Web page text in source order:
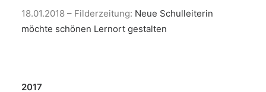
18.01.2018 – Filderzeitung: Neue Schulleiterin
möchte schönen Lernort gestalten
2017